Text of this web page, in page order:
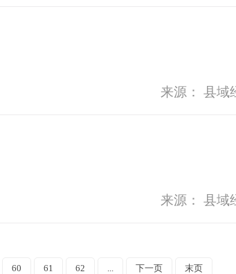
来源： 县域
来源： 县域
60 61 62 ... 下一页 末页